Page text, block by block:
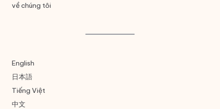
về chúng tôi
English
日本語
Tiếng Việt
中文